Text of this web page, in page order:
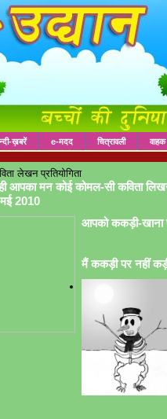
ख़बरें e-मदद चित्रावली वाहक
लेखन प्रतियोगिता
आपका मन कोई कोमल-सी कविता
2010
आपको ककड़ी-खाना
मैं ककड़ी पर नहीं